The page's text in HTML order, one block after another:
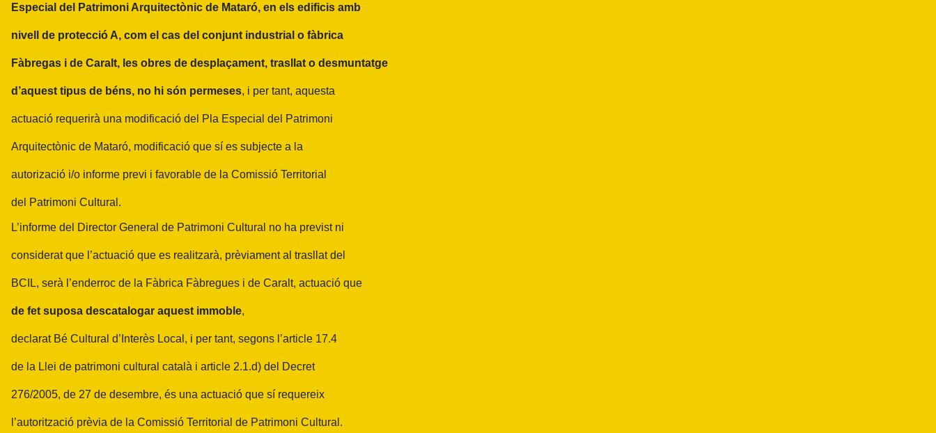
Especial del Patrimoni Arquitectònic de Mataró, en els edificis amb
nivell de protecció A, com el cas del conjunt industrial o fàbrica
Fàbregas i de Caralt, les obres de desplaçament, trasllat o desmuntatge
d’aquest tipus de béns, no hi són permeses, i per tant, aquesta
actuació requerirà una modificació del Pla Especial del Patrimoni
Arquitectònic de Mataró, modificació que sí es subjecte a la
autorizació i/o informe previ i favorable de la Comissió Territorial
del Patrimoni Cultural.
L’informe del Director General de Patrimoni Cultural no ha previst ni
considerat que l’actuació que es realitzarà, prèviament al trasllat del
BCIL, serà l’enderroc de la Fàbrica Fàbregues i de Caralt, actuació que
de fet suposa descatalogar aquest immoble,
declarat Bé Cultural d’Interès Local, i per tant, segons l’article 17.4
de la Llei de patrimoni cultural català i article 2.1.d) del Decret
276/2005, de 27 de desembre, és una actuació que sí requereix
l’autorització prèvia de la Comissió Territorial de Patrimoni Cultural.